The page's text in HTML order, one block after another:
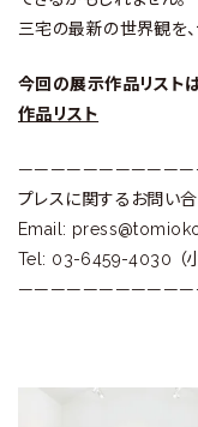
三宅の最新の世界観を
今回の展示作品リスト
作品リスト
プレスに関するお問い
Email:
Tel: 03-6459-4030 （小